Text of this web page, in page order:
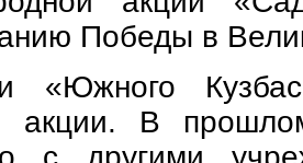
Победы в
«Южного
акции. В